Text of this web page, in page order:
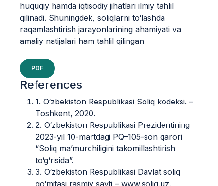
huquqiy hamda iqtisodiy jihatlari ilmiy tahlil
qilinadi. Shuningdek, soliqlarni to‘lashda
raqamlashtirish jarayonlarining ahamiyati va
amaliy natijalari ham tahlil qilingan.
PDF
References
1. O‘zbekiston Respublikasi Soliq kodeksi. –
Toshkent, 2020.
2. O‘zbekiston Respublikasi Prezidentining
2023-yil 10-martdagi PQ–105-son qarori
“Soliq ma’murchiligini takomillashtirish
to‘g‘risida”.
3. O‘zbekiston Respublikasi Davlat soliq
qo‘mitasi rasmiy sayti – www.soliq.uz.